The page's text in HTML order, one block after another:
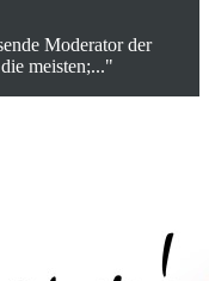
Moderator der
meisten;..."